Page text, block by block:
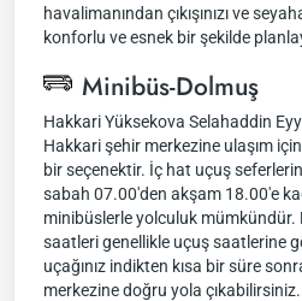
havalimanından çıkışınızı ve
konforlu ve esnek bir şekilde
Minibüs-Dolmuş
Hakkari Yüksekova Selahaddin
Hakkari şehir merkezine ulaşım
bir seçenektir. İç hat uçuş
sabah 07.00'den akşam 18.00'e
minibüslerle yolculuk mümkündür.
saatleri genellikle uçuş saatlerine
uçağınız indikten kısa bir süre
merkezine doğru yola çıkabilirsiniz.